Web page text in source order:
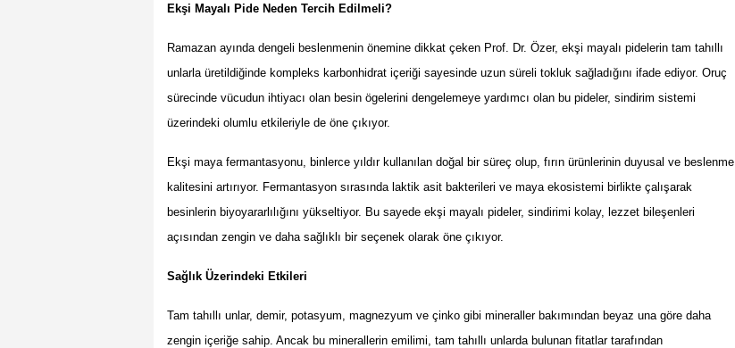
Ekşi Mayalı Pide Neden Tercih Edilmeli?
Ramazan ayında dengeli beslenmenin önemine dikkat çeken Prof. Dr. Özer, ekşi mayalı pidelerin tam tahıllı
unlarla üretildiğinde kompleks karbonhidrat içeriği sayesinde uzun süreli tokluk sağladığını ifade ediyor. Oruç
sürecinde vücudun ihtiyacı olan besin ögelerini dengelemeye yardımcı olan bu pideler, sindirim sistemi
üzerindeki olumlu etkileriyle de öne çıkıyor.
Ekşi maya fermantasyonu, binlerce yıldır kullanılan doğal bir süreç olup, fırın ürünlerinin duyusal ve beslenme
kalitesini artırıyor. Fermantasyon sırasında laktik asit bakterileri ve maya ekosistemi birlikte çalışarak
besinlerin biyoyararlılığını yükseltiyor. Bu sayede ekşi mayalı pideler, sindirimi kolay, lezzet bileşenleri
açısından zengin ve daha sağlıklı bir seçenek olarak öne çıkıyor.
Sağlık Üzerindeki Etkileri
Tam tahıllı unlar, demir, potasyum, magnezyum ve çinko gibi mineraller bakımından beyaz una göre daha
zengin içeriğe sahip. Ancak bu minerallerin emilimi, tam tahıllı unlarda bulunan fitatlar tarafından